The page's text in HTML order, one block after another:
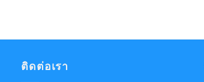
ติดต่อเรา